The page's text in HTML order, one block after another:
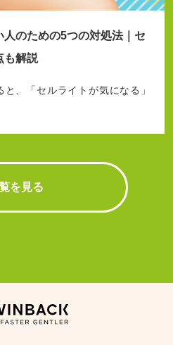
のための5つの対処法｜セ
も解説
、「セルライトが気になる」
を見る